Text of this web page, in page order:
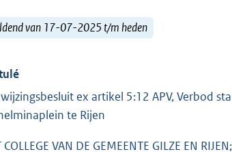
van 17-07-2025 t/m heden
ex artikel 5:12 APV, Verbod
te Rijen
COLLEGE VAN DE GEMEENTE GILZE EN RIJEN;